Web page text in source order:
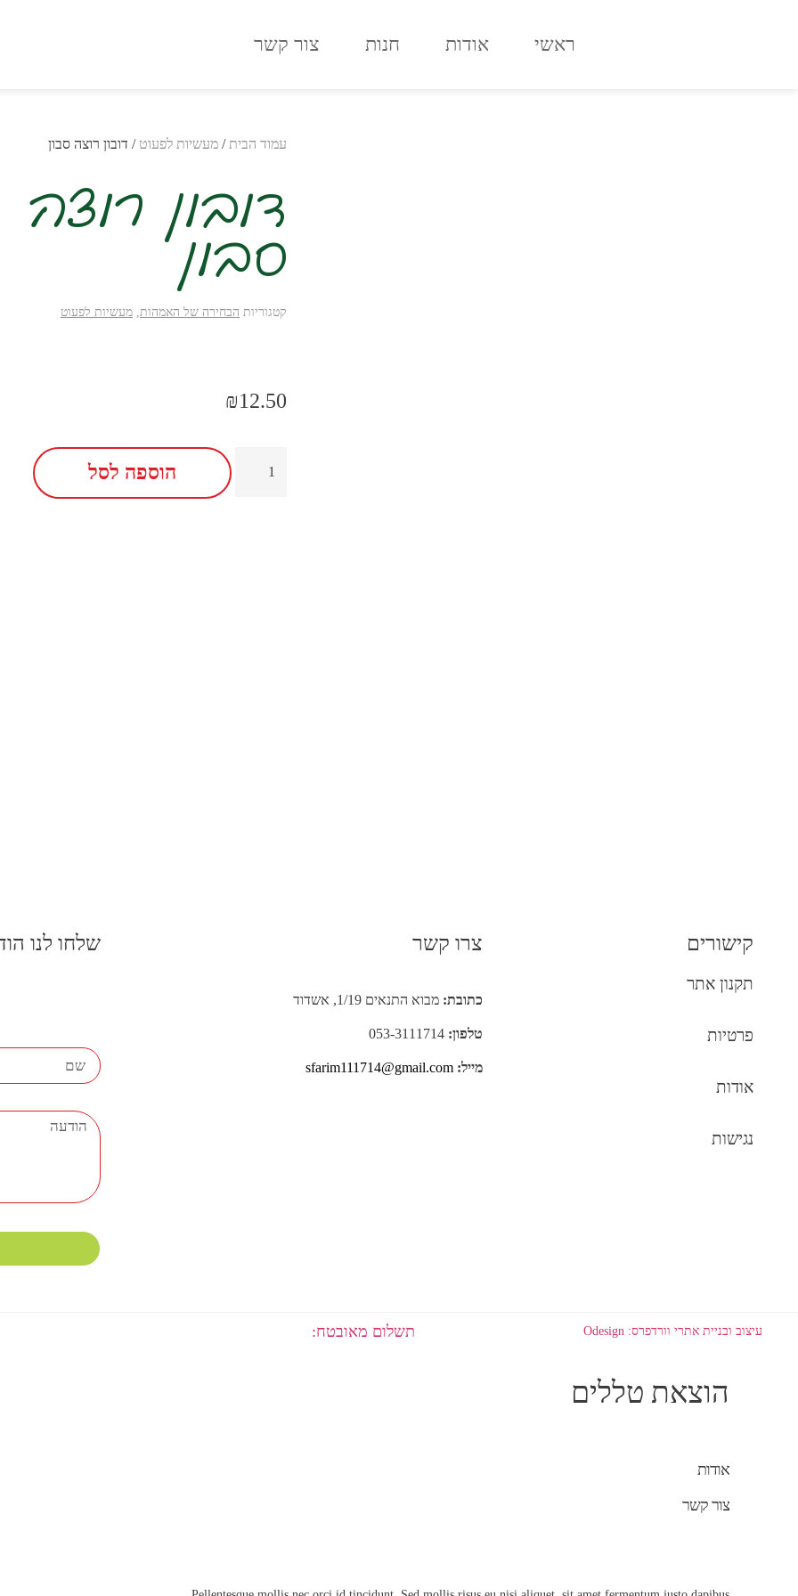
ראשי אודות חנות צור קשר
עמוד הבית /מעשיות לפעוט/ דובון רוצה סבון
דובון רוצה
סבון
קטגוריות הבחירה של האמהות,מעשיות לפעוט
₪12.50
הוספה לסל
קישורים
תקנון אתר
פרטיות
אודות
נגישות
צרו קשר
כתובת: מבוא התנאים 1/19, אשדוד
טלפון:
מייל: sfarim111714@gmail.com
שלחו לנו
עיצוב ובניית אתרי וורדפרס: Odesign תשלום מאובטח:
הוצאת טללים
אודות
צור קשר